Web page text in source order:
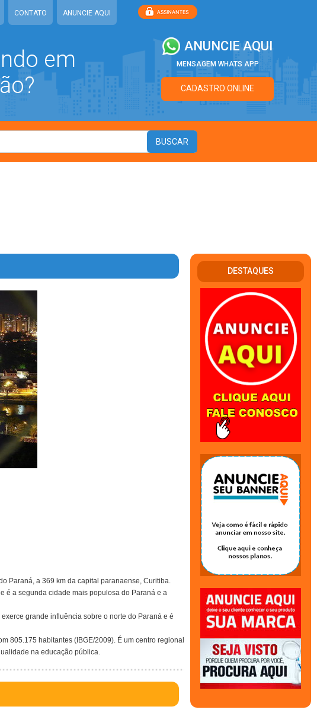
CONTATO ANUNCIE AQUI
em
ANUNCIE AQUI
MENSAGEM WHATS APP
CADASTRO ONLINE
Paraná, a 369 km da capital paranaense, Curitiba.
é a segunda cidade mais populosa do Paraná e a
grande influência sobre o norte do Paraná e é
805.175 habitantes (IBGE/2009). É um centro regional
na educação pública.
DESTAQUES